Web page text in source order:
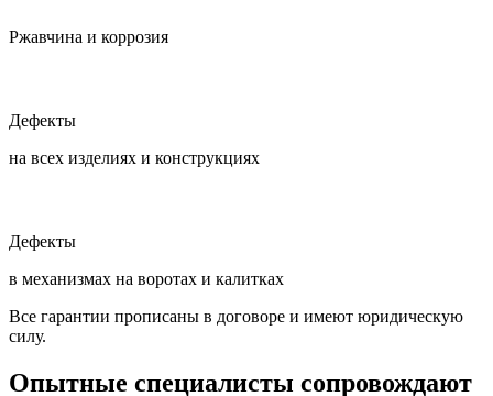
Ржавчина и коррозия
Дефекты
на всех изделиях и конструкциях
Дефекты
в механизмах на воротах и калитках
Все гарантии прописаны в договоре и имеют юридическую
силу.
Опытные специалисты сопровождают